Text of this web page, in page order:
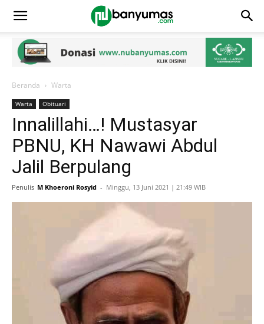
Beranda Warta
Warta Obituari
Innalillahi…! Mustasyar
PBNU, KH Nawawi Abdul
Jalil Berpulang
Penulis M Khoeroni Rosyid - Minggu, 13 Juni 2021 | 21:49 WIB